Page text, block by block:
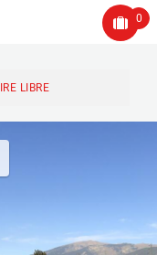
0
LIBRE